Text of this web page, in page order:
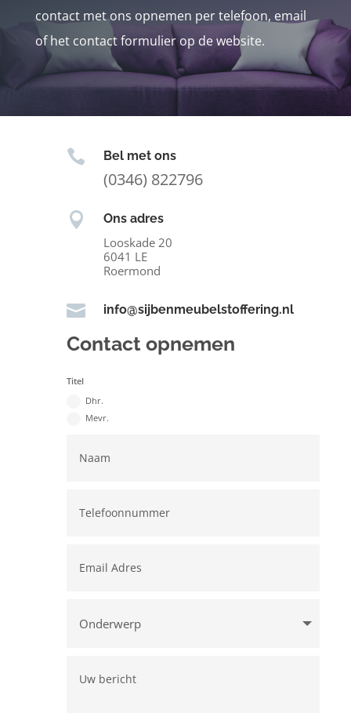
contact met ons opnemen per telefoon, email
of het contact formulier op de website.
 Bel met ons
(0346) 822796
 Ons adres
Looskade 20
6041 LE
Roermond
 info@sijbenmeubelstoffering.nl
Contact opnemen
Titel
Dhr.
Mevr.